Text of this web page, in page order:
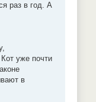
раз в год. А
уже почти
в